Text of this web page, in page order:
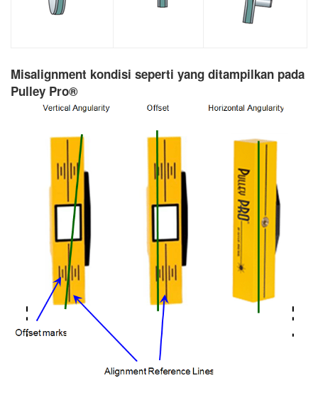
Misalignment kondisi seperti yang ditampilkan pada
Pulley Pro®